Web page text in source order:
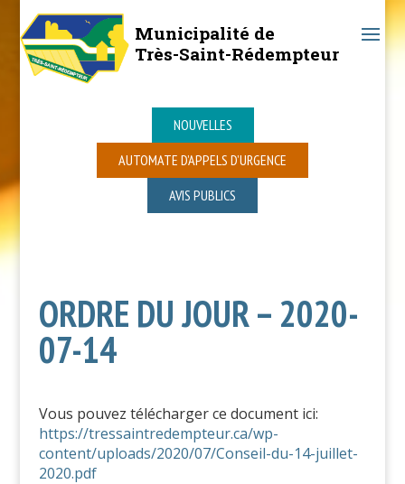
Municipalité de
Très-Saint-Rédempteur
NOUVELLES
AUTOMATE D’APPELS D’URGENCE
AVIS PUBLICS
ORDRE DU JOUR – 2020-
07-14
Vous pouvez télécharger ce document ici:
https://tressaintredempteur.ca/wp-
content/uploads/2020/07/Conseil-du-14-juillet-
2020.pdf